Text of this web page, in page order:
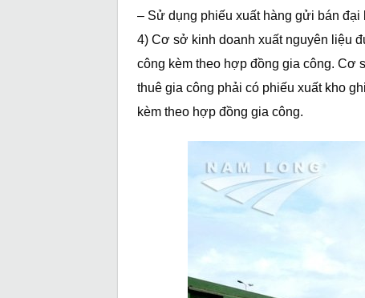
– Sử dụng phiếu xuất hàng gửi bán
4) Cơ sở kinh doanh xuất nguyên liệu
công kèm theo hợp đồng gia công. Cơ
thuê gia công phải có phiếu xuất kho
kèm theo hợp đồng gia công.